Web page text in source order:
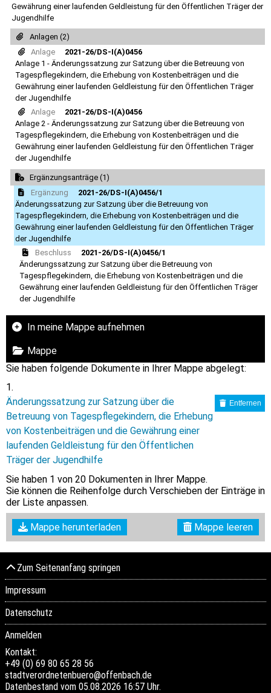
Gewährung einer laufenden Geldleistung für den Öffentlichen Träger der
Jugendhilfe
Anlagen (2)
Anlage
2021-26/DS-I(A)0456
Anlage 1 - Änderungssatzung zur Satzung über die Betreuung von
Tagespflegekindern, die Erhebung von Kostenbeiträgen und die
Gewährung einer laufenden Geldleistung für den Öffentlichen Träger
der Jugendhilfe
Anlage
2021-26/DS-I(A)0456
Anlage 2 - Änderungssatzung zur Satzung über die Betreuung von
Tagespflegekindern, die Erhebung von Kostenbeiträgen und die
Gewährung einer laufenden Geldleistung für den Öffentlichen Träger
der Jugendhilfe
Ergänzungsanträge (1)
Ergänzung
2021-26/DS-I(A)0456/1
Änderungssatzung zur Satzung über die Betreuung von
Tagespflegekindern, die Erhebung von Kostenbeiträgen und die
Gewährung einer laufenden Geldleistung für den Öffentlichen Träger
der Jugendhilfe
Beschluss
2021-26/DS-I(A)0456/1
Änderungssatzung zur Satzung über die Betreuung von
Tagespflegekindern, die Erhebung von Kostenbeiträgen und die
Gewährung einer laufenden Geldleistung für den Öffentlichen Träger
der Jugendhilfe
In meine Mappe aufnehmen
Mappe
Sie haben folgende Dokumente in Ihrer Mappe abgelegt:
Änderungssatzung zur Satzung über die
Betreuung von Tagespflegekindern, die Erhebung
von Kostenbeiträgen und die Gewährung einer
laufenden Geldleistung für den Öffentlichen
Träger der Jugendhilfe
Entfernen
Sie haben 1 von 20 Dokumenten in Ihrer Mappe.
Sie können die Reihenfolge durch Verschieben der Einträge in
der Liste anpassen.
Mappe herunterladen Mappe leeren
Zum Seitenanfang springen
Impressum
Datenschutz
Anmelden
Kontakt:
+49 (0) 69 80 65 28 56
stadtverordnetenbuero@offenbach.de
Datenbestand vom 05.08.2026 16:57 Uhr.